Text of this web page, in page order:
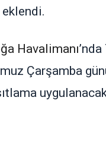
Havalimanı
Çarşamba